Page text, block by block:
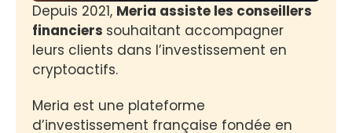
Depuis 2021, Meria assiste les conseillers
financiers souhaitant accompagner
leurs clients dans l’investissement en
cryptoactifs.
Meria est une plateforme
d’investissement française fondée en